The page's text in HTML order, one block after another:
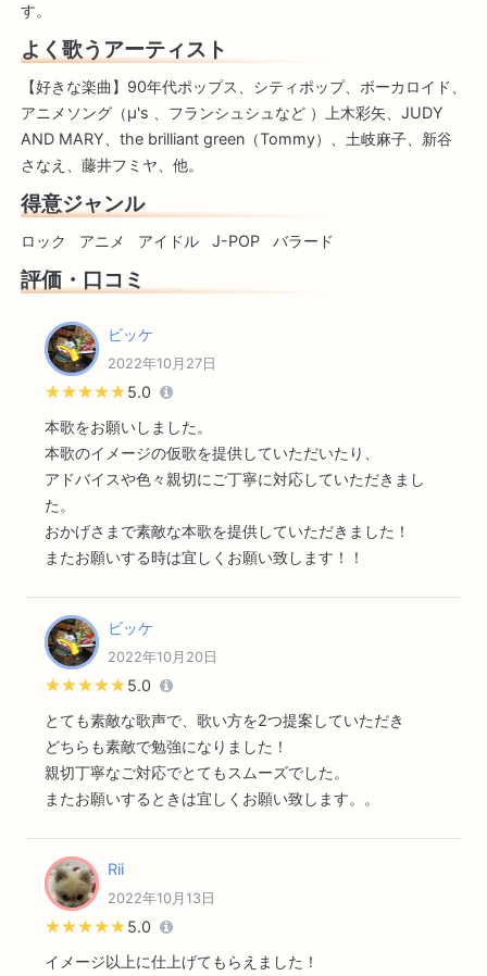
す。
よく歌うアーティスト
【好きな楽曲】90年代ポップス、シティポップ、ボーカロイド、
アニメソング（μ's 、フランシュシュなど ）上木彩矢、JUDY
AND MARY、the brilliant green（Tommy）、土岐麻子、新谷
さなえ、藤井フミヤ、他。
得意ジャンル
ロック アニメ アイドル J-POP バラード
評価・口コミ
ビッケ
2022年10月27日
★★★★★
★★★★★ 5.0
本歌をお願いしました。
本歌のイメージの仮歌を提供していただいたり、
アドバイスや色々親切にご丁寧に対応していただきまし
た。
おかげさまで素敵な本歌を提供していただきました！
またお願いする時は宜しくお願い致します！！
ビッケ
2022年10月20日
★★★★★
★★★★★ 5.0
とても素敵な歌声で、歌い方を2つ提案していただき
どちらも素敵で勉強になりました！
親切丁寧なご対応でとてもスムーズでした。
またお願いするときは宜しくお願い致します。。
Rii
2022年10月13日
★★★★★
★★★★★ 5.0
イメージ以上に仕上げてもらえました！